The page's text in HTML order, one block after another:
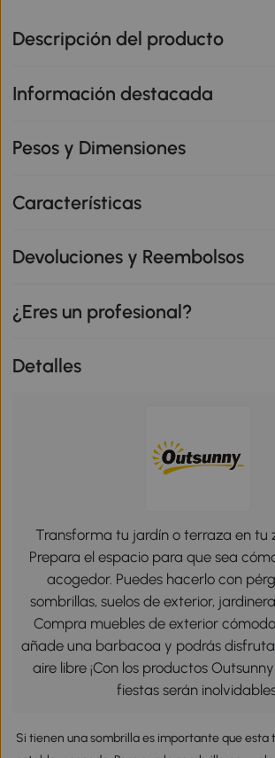
Descripción del producto
Información destacada
Pesos y Dimensiones
Características
Devoluciones y Reembolsos
¿Eres un profesional?
Detalles
Transforma tu jardín o terraza en tu
Prepara el espacio para que sea
acogedor. Puedes hacerlo con
sombrillas, suelos de exterior,
Compra muebles de exterior
añade una barbacoa y podrás
aire libre ¡Con los productos
fiestas serán
Si tienen una sombrilla es importante que esta